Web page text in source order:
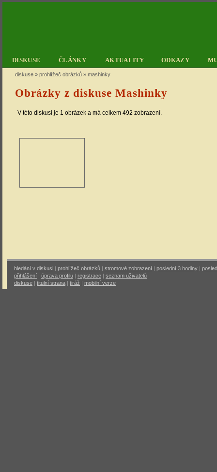
DISKUSE ČLÁNKY AKTUALITY ODKAZY
diskuse » prohlížeč obrázků » mashinky
Obrázky z diskuse Mashinky
V této diskusi je 1 obrázek a má celkem 492 zobrazení.
hledání v diskusi | prohlížeč obrázků | stromové zobrazení | poslední 3 hodiny |
přihlášení | úprava profilu | registrace | seznam uživatelů
diskuse | titulní strana | tiráž | mobilní verze